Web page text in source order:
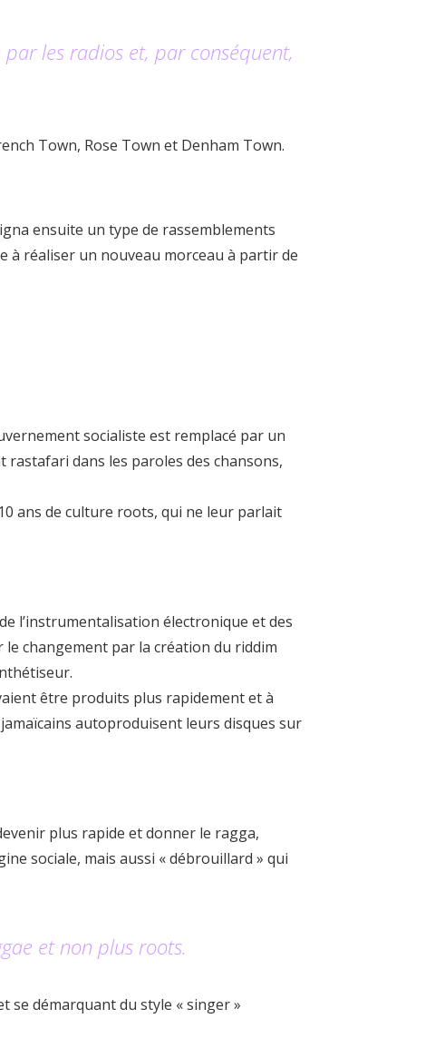
les radios et, par conséquent,
Town, Rose Town et Denham Town.
ensuite un type de rassemblements
à réaliser un nouveau morceau à partir de
socialiste est remplacé par un
dans les paroles des chansons,
ans de culture roots, qui ne leur parlait
l’instrumentalisation électronique et des
le changement par la création du riddim
être produits plus rapidement et à
autoproduisent leurs disques sur
plus rapide et donner le ragga,
sociale, mais aussi « débrouillard » qui
et non plus roots.
se démarquant du style « singer »